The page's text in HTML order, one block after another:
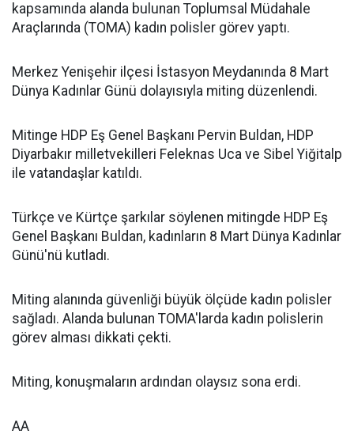
kapsamında alanda bulunan Toplumsal Müdahale
Araçlarında (TOMA) kadın polisler görev yaptı.
Merkez Yenişehir ilçesi İstasyon Meydanında 8 Mart
Dünya Kadınlar Günü dolayısıyla miting düzenlendi.
Mitinge HDP Eş Genel Başkanı Pervin Buldan, HDP
Diyarbakır milletvekilleri Feleknas Uca ve Sibel Yiğitalp
ile vatandaşlar katıldı.
Türkçe ve Kürtçe şarkılar söylenen mitingde HDP Eş
Genel Başkanı Buldan, kadınların 8 Mart Dünya Kadınlar
Günü'nü kutladı.
Miting alanında güvenliği büyük ölçüde kadın polisler
sağladı. Alanda bulunan TOMA'larda kadın polislerin
görev alması dikkati çekti.
Miting, konuşmaların ardından olaysız sona erdi.
AA